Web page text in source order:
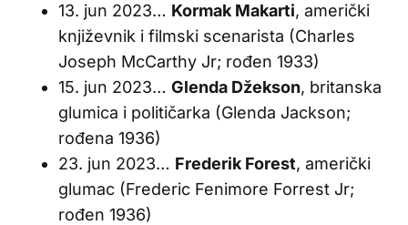
13. jun 2023… Kormak Makarti, američki
književnik i filmski scenarista (Charles
Joseph McCarthy Jr; rođen 1933)
15. jun 2023… Glenda Džekson, britanska
glumica i političarka (Glenda Jackson;
rođena 1936)
23. jun 2023… Frederik Forest, američki
glumac (Frederic Fenimore Forrest Jr;
rođen 1936)